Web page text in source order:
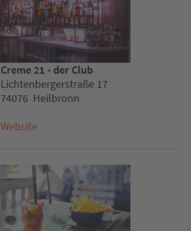
Creme 21 - der Club
Lichtenbergerstraße 17
74076 Heilbronn
Website